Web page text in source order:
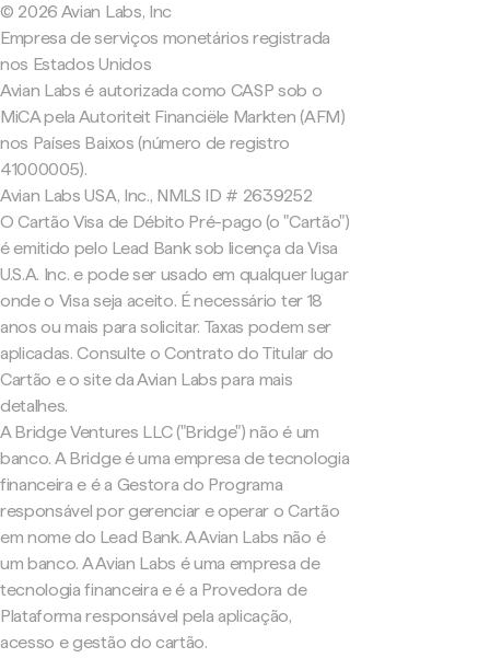
© 2026 Avian Labs, Inc
Empresa de serviços monetários registrada
nos Estados Unidos
Avian Labs é autorizada como CASP sob o
MiCA pela Autoriteit Financiële Markten (AFM)
nos Países Baixos (número de registro
41000005).
Avian Labs USA, Inc., NMLS ID # 2639252
O Cartão Visa de Débito Pré-pago (o "Cartão")
é emitido pelo Lead Bank sob licença da Visa
U.S.A. Inc. e pode ser usado em qualquer lugar
onde o Visa seja aceito. É necessário ter 18
anos ou mais para solicitar. Taxas podem ser
aplicadas. Consulte o Contrato do Titular do
Cartão e o site da Avian Labs para mais
detalhes.
A Bridge Ventures LLC ("Bridge") não é um
banco. A Bridge é uma empresa de tecnologia
financeira e é a Gestora do Programa
responsável por gerenciar e operar o Cartão
em nome do Lead Bank. A Avian Labs não é
um banco. A Avian Labs é uma empresa de
tecnologia financeira e é a Provedora de
Plataforma responsável pela aplicação,
acesso e gestão do cartão.